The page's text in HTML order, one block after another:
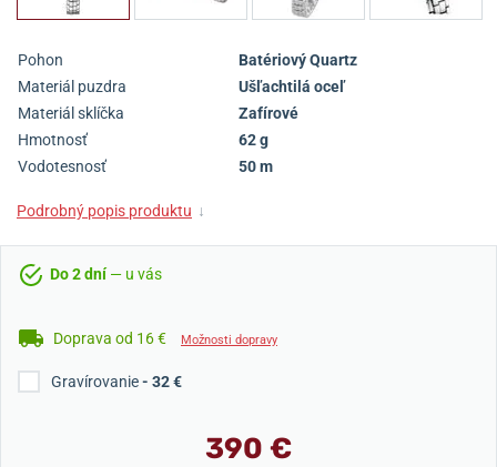
Pohon
Batériový Quartz
Materiál puzdra
Ušľachtilá oceľ
Materiál sklíčka
Zafírové
Hmotnosť
62 g
Vodotesnosť
50 m
Podrobný popis produktu ↓
Do 2 dní— u vás
Doprava od 16 € Možnosti dopravy
Gravírovanie- 32 €
390 €